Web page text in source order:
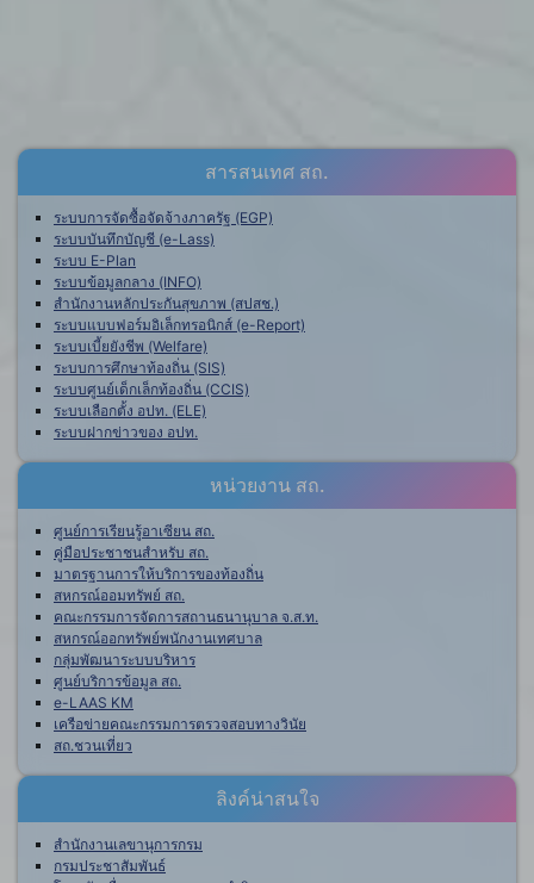
สารสนเทศ สถ.
ระบบการจัดซื้อจัดจ้างภาครัฐ (EGP)
ระบบบันทึกบัญชี (e-Lass)
ระบบ E-Plan
ระบบข้อมูลกลาง (INFO)
สำนักงานหลักประกันสุขภาพ (สปสช.)
ระบบแบบฟอร์มอิเล็กทรอนิกส์ (e-Report)
ระบบเบี้ยยังชีพ (Welfare)
ระบบการศึกษาท้องถิ่น (SIS)
ระบบศูนย์เด็กเล็กท้องถิ่น (CCIS)
ระบบเลือกตั้ง อปท. (ELE)
ระบบฝากข่าวของ อปท.
หน่วยงาน สถ.
ศูนย์การเรียนรู้อาเซียน สถ.
คู่มือประชาชนสำหรับ สถ.
มาตรฐานการให้บริการของท้องถิ่น
สหกรณ์ออมทรัพย์ สถ.
คณะกรรมการจัดการสถานธนานุบาล จ.ส.ท.
สหกรณ์ออกทรัพย์พนักงานเทศบาล
กลุ่มพัฒนาระบบบริหาร
ศูนย์บริการข้อมูล สถ.
e-LAAS KM
เครือข่ายคณะกรรมการตรวจสอบทางวินัย
สถ.ชวนเที่ยว
ลิงค์น่าสนใจ
สำนักงานเลขานุการกรม
กรมประชาสัมพันธ์